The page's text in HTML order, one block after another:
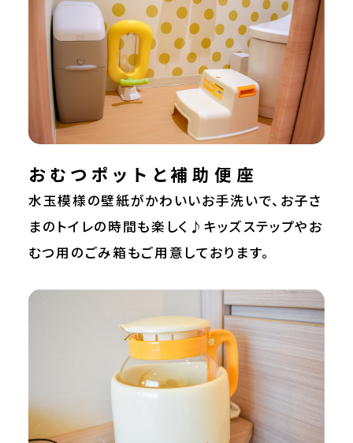
おむつポットと補助便座
水玉模様の壁紙がかわいいお手洗いで、お子さ
まのトイレの時間も楽しく♪キッズステップやお
むつ用のごみ箱もご用意しております。